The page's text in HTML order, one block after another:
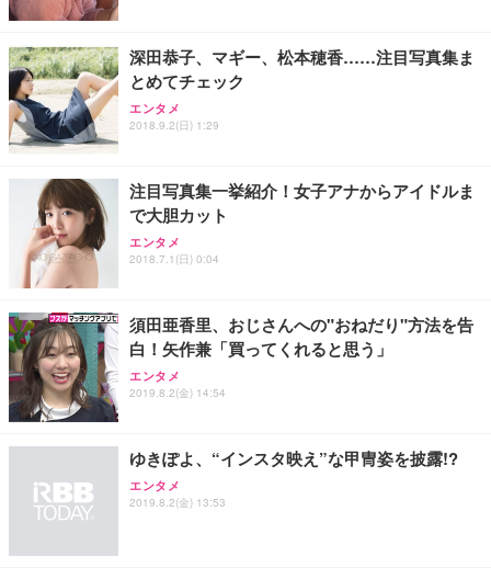
深田恭子、マギー、松本穂香……注目写真集ま
とめてチェック
エンタメ
2018.9.2(日) 1:29
注目写真集一挙紹介！女子アナからアイドルま
で大胆カット
エンタメ
2018.7.1(日) 0:04
須田亜香里、おじさんへの"おねだり"方法を告
白！矢作兼「買ってくれると思う」
エンタメ
2019.8.2(金) 14:54
ゆきぽよ、“インスタ映え”な甲冑姿を披露!?
エンタメ
2019.8.2(金) 13:53